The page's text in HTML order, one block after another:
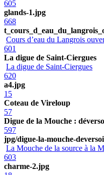
605
glands-1.jpg
668
Cours d’eau du Langrois
601
La digue de Saint-Ciergues
La digue de Saint-Ciergues
620
a4.jpg
15
Coteau de Vireloup
57
Digue de la Mouche :
597
jpg/digue-la-mouche-
La Mouche de la source à la
603
charme-2.jpg